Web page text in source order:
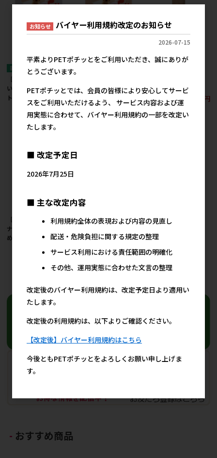
［サンコー］このコ想
いのタイルマット ライ
トグレー 9枚入
参考上代 4,000円
いのタイルマット ベー
参考上代
4,000円
参考上代
934円
［サンコー］吸着コー
ナーにも貼れる猫のつ
めとぎ 段ボール
1,600円
おすすめ商品
お知らせ バイヤー利用規約改定のお知らせ
2026-07-15
平素よりPETポチッとをご利用いただき、誠にありが
とうございます。
PETポチッとでは、会員の皆様により安心してサービ
スをご利用いただけるよう、 サービス内容および運
用実態に合わせて、バイヤー利用規約の一部を改定い
たします。
■ 改定予定日
2026年7月25日
■ 主な改定内容
利用規約全体の表現および内容の見直し
配送・危険負担に関する規定の整理
サービス利用における責任範囲の明確化
その他、運用実態に合わせた文言の整理
改定後のバイヤー利用規約は、改定予定日より適用い
たします。
改定後の利用規約は、以下よりご確認ください。
【改定後】バイヤー利用規約はこちら
今後ともPETポチッとをよろしくお願い申し上げま
す。